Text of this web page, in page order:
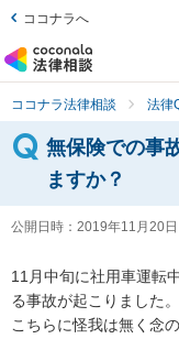
ココナラへ
ココナラ法律相談 法律
無保険での事
ますか？
公開日時： 2019年11月20
11月中旬に社用車運転
る事故が起こりました。
こちらに怪我は無く念